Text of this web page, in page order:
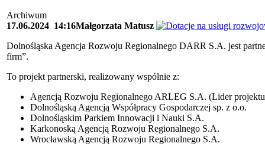
Archiwum
17.06.2024 14:16Małgorzata Matusz
Dolnośląska Agencja Rozwoju Regionalnego DARR S.A. jest
firm”.
To projekt partnerski, realizowany wspólnie z:
Agencją Rozwoju Regionalnego ARLEG S.A. (Lider
Dolnośląską Agencją Współpracy Gospodarczej sp. z o.o.
Dolnośląskim Parkiem Innowacji i Nauki S.A.
Karkonoską Agencją Rozwoju Regionalnego S.A.
Wrocławską Agencją Rozwoju Regionalnego S.A.